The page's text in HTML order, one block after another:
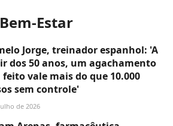
Estar
Jorge, treinador espanhol: 'A
dos 50 anos, um agachamento
feito vale mais do que 10.000
sem controle'
de 2026